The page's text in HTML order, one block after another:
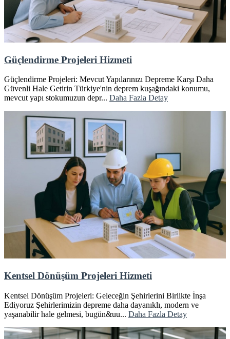
Güçlendirme Projeleri Hizmeti
Güçlendirme Projeleri: Mevcut Yapılarınızı Depreme Karşı Daha
Güvenli Hale Getirin Türkiye'nin deprem kuşağındaki konumu,
mevcut yapı stokumuzun depr... Daha Fazla Detay
Kentsel Dönüşüm Projeleri Hizmeti
Kentsel Dönüşüm Projeleri: Geleceğin Şehirlerini Birlikte İnşa
Ediyoruz Şehirlerimizin depreme daha dayanıklı, modern ve
yaşanabilir hale gelmesi, bugün&uu... Daha Fazla Detay